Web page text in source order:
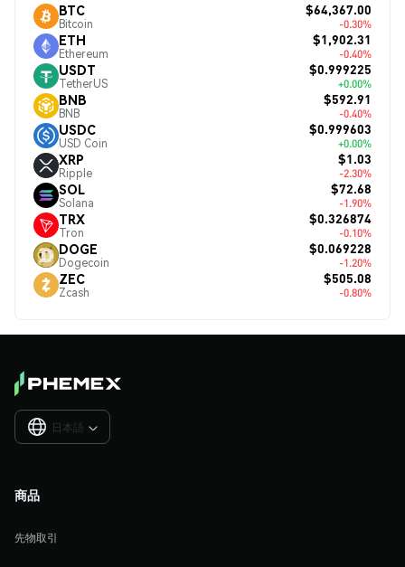
BTC
Bitcoin
$64,367.00
-0.30%
ETH
Ethereum
$1,902.31
-0.40%
USDT
TetherUS
$0.999225
+0.00%
BNB
BNB
$592.91
-0.40%
USDC
USD Coin
$0.999603
+0.00%
XRP
Ripple
$1.03
-2.30%
SOL
Solana
$72.68
-1.90%
TRX
Tron
$0.326874
-0.10%
DOGE
Dogecoin
$0.069228
-1.20%
ZEC
Zcash
$505.08
-0.80%
日本語 
商品
先物取引